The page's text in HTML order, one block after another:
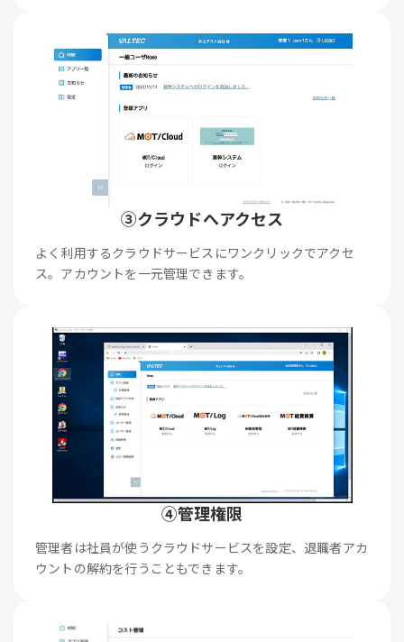
③クラウドへアクセス
よく利用するクラウドサービスにワンクリックでアクセ
ス。アカウントを一元管理できます。
④管理権限
管理者は社員が使うクラウドサービスを設定、退職者アカ
ウントの解約を行うこともできます。